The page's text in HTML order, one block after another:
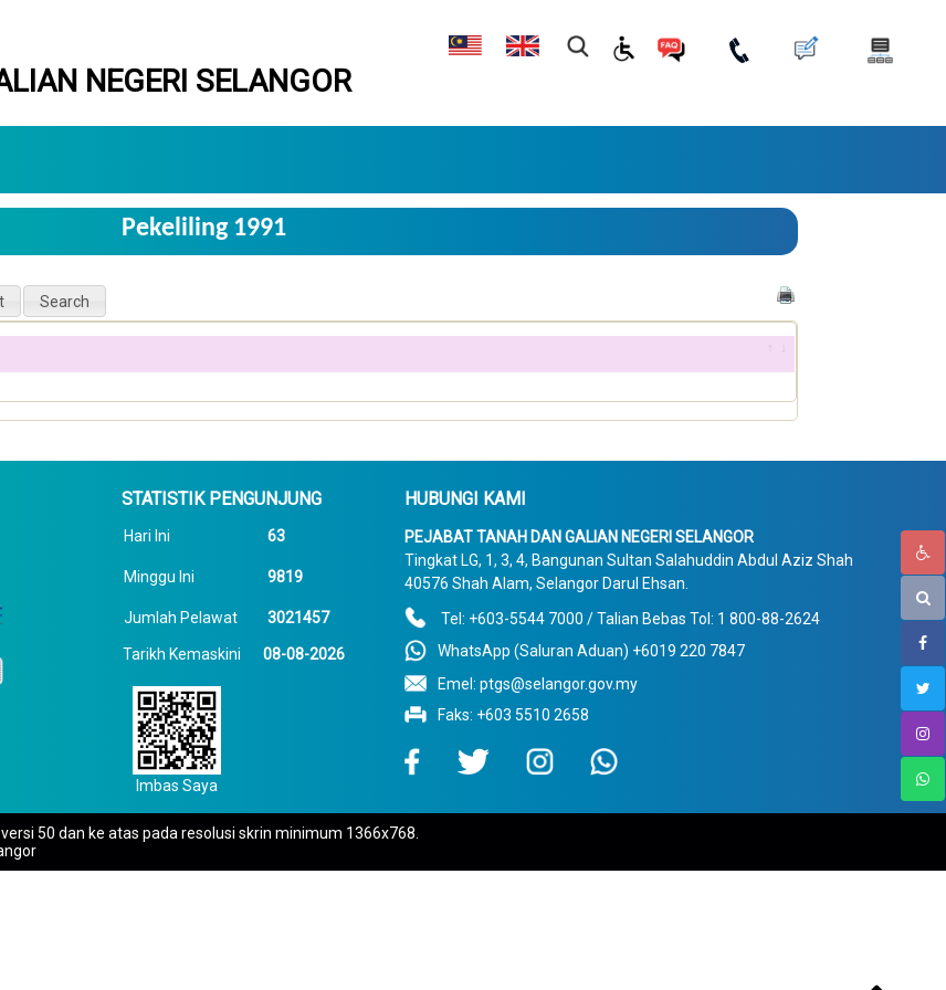
NEGERI SELANGOR
Pekeliling 1991
STATISTIK PENGUNJUNG
Hari Ini 63
Minggu Ini 9819
Jumlah Pelawat 3021457
Tarikh Kemaskini 08-08-2026
Imbas Saya
HUBUNGI KAMI
PEJABAT TANAH DAN GALIAN NEGERI SELANGOR
Tingkat LG, 1, 3, 4, Bangunan Sultan Salahuddin Abdul Aziz Shah
40576 Shah Alam, Selangor Darul Ehsan.
Tel: +603-5544 7000 / Talian Bebas Tol: 1 800-88-2624
WhatsApp (Saluran Aduan) +6019 220 7847
Emel: ptgs@selangor.gov.my
Faks: +603 5510 2658
50 dan ke atas pada resolusi skrin minimum 1366x768.